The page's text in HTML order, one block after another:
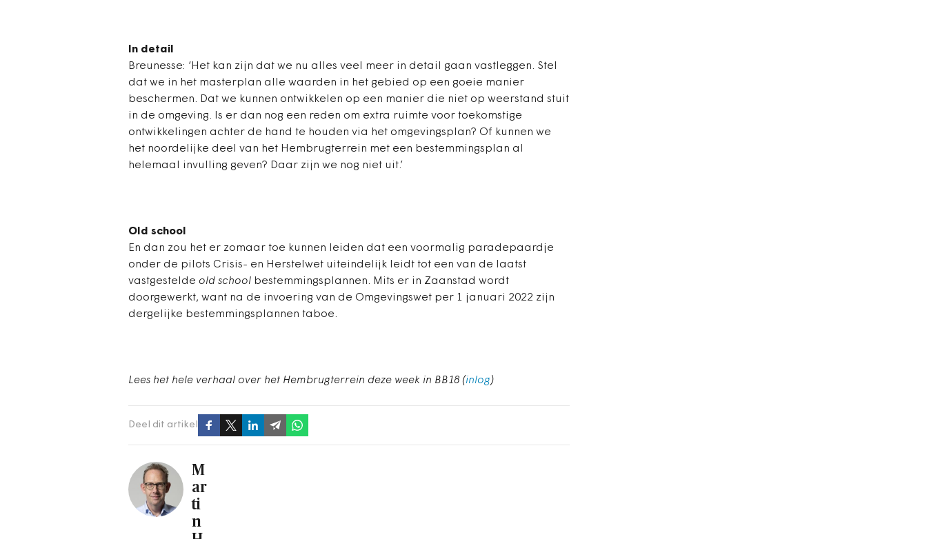
In detail
Breunesse: ‘Het kan zijn dat we nu alles veel meer in detail gaan vastleggen. Stel
dat we in het masterplan alle waarden in het gebied op een goeie manier
beschermen. Dat we kunnen ontwikkelen op een manier die niet op weerstand stuit
in de omgeving. Is er dan nog een reden om extra ruimte voor toekomstige
ontwikkelingen achter de hand te houden via het omgevingsplan? Of kunnen we
het noordelijke deel van het Hembrugterrein met een bestemmingsplan al
helemaal invulling geven? Daar zijn we nog niet uit.’
Old school
En dan zou het er zomaar toe kunnen leiden dat een voormalig paradepaardje
onder de pilots Crisis- en Herstelwet uiteindelijk leidt tot een van de laatst
vastgestelde old school bestemmingsplannen. Mits er in Zaanstad wordt
doorgewerkt, want na de invoering van de Omgevingswet per 1 januari 2022 zijn
dergelijke bestemmingsplannen taboe.
Lees het hele verhaal over het Hembrugterrein deze week in BB18 (inlog)
Deel dit artikel
M
ar
ti
n